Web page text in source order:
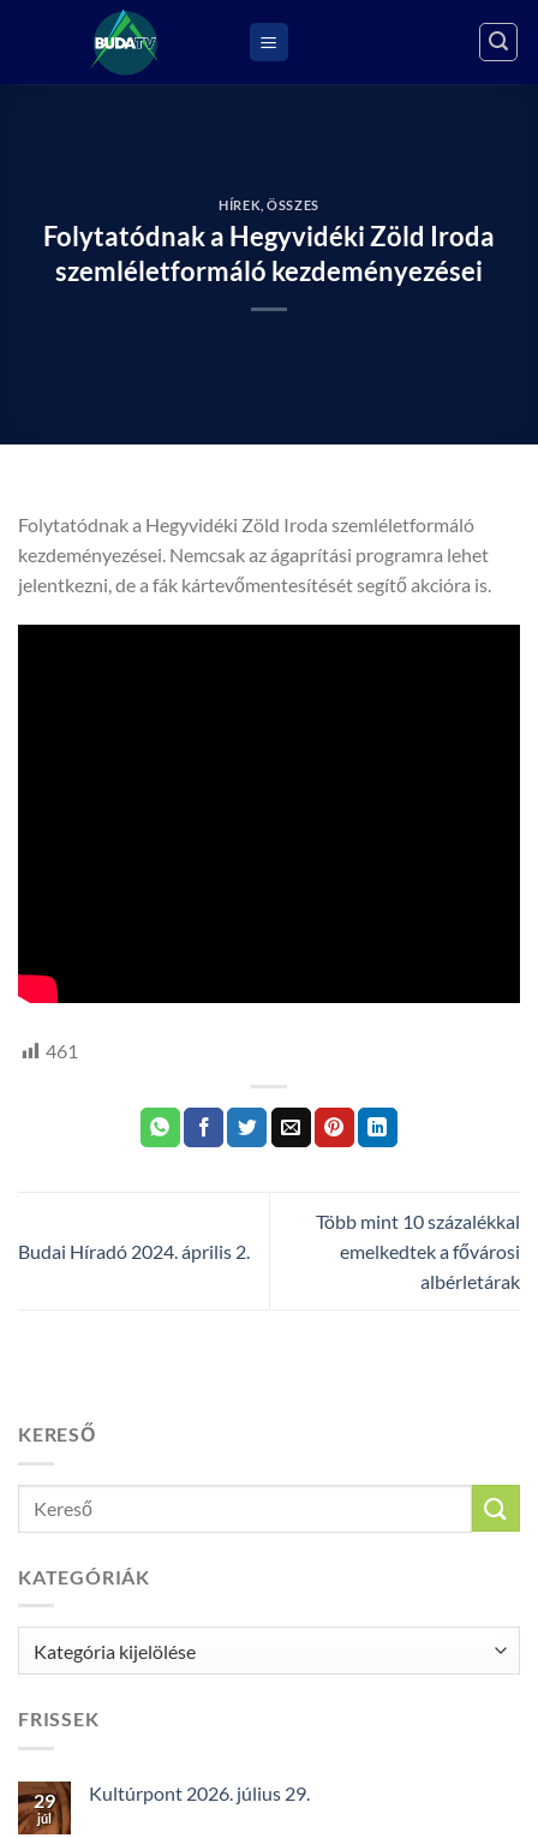
HÍREK ,ÖSSZES
Folytatódnak a Hegyvidéki Zöld Iroda
szemléletformáló kezdeményezései
Folytatódnak a Hegyvidéki Zöld Iroda szemléletformáló
kezdeményezései. Nemcsak az ágaprítási programra lehet
jelentkezni, de a fák kártevőmentesítését segítő akcióra is.
461
Budai Híradó 2024. április 2.
Több mint 10 százalékkal
emelkedtek a fővárosi
albérletárak
KERESŐ
KATEGÓRIÁK
FRISSEK
29
júl
Kultúrpont 2026. július 29.